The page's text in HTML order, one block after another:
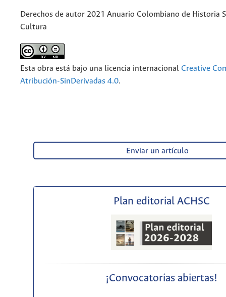
Derechos de autor 2021 Anuario Colombiano de Historia
Cultura
Esta obra está bajo una licencia internacional Creative
Atribución-SinDerivadas 4.0.
Enviar un artículo
Plan editorial ACHSC
¡Convocatorias abiertas!